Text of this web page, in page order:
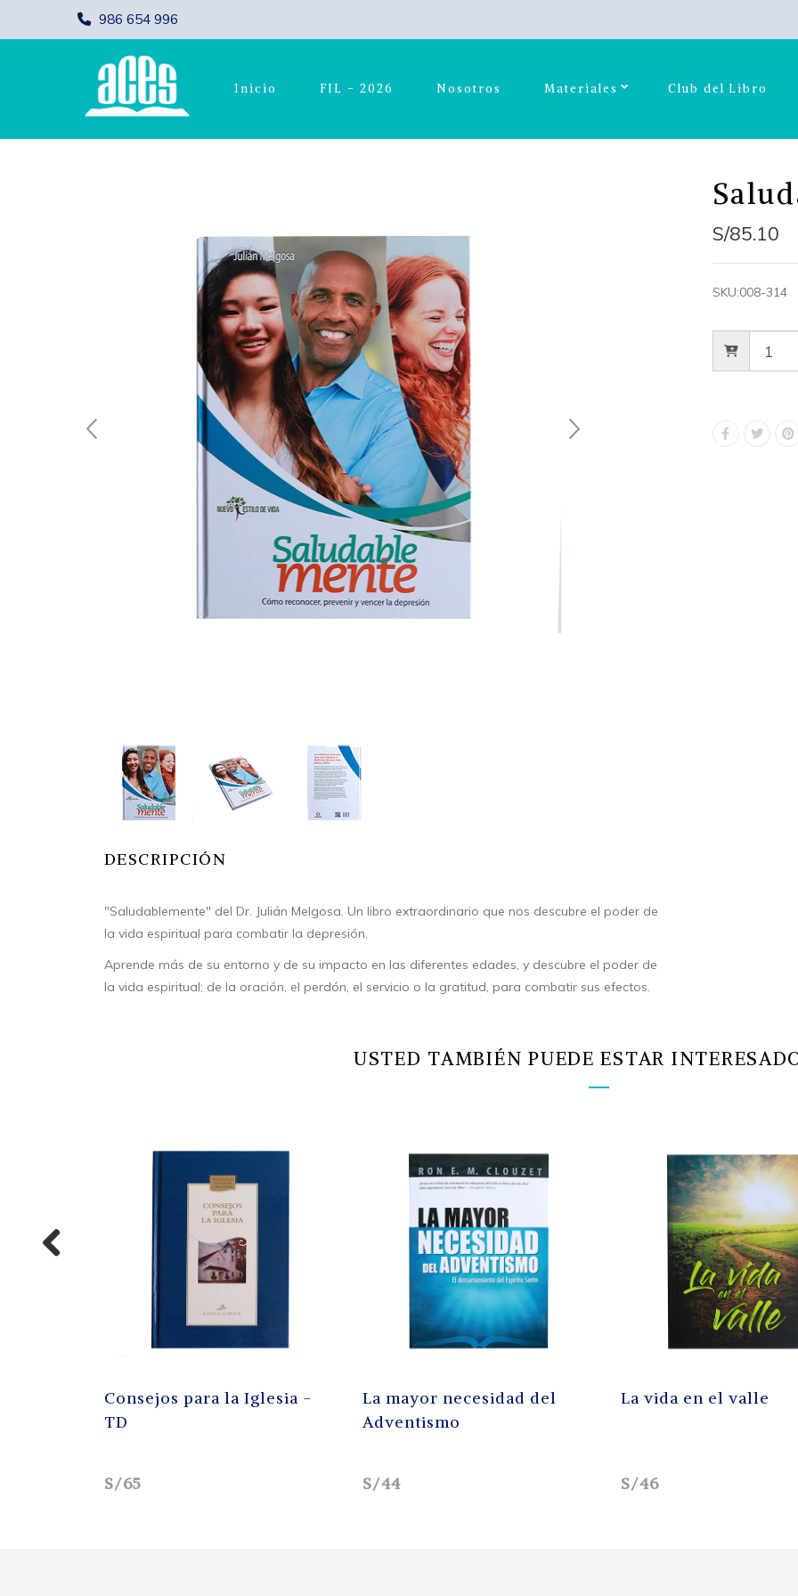
986 654 996
Inicio FIL - 2026 Nosotros Materiales Club del Libro
DESCRIPCIÓN
"Saludablemente" del Dr. Julián Melgosa. Un libro extraordinario que nos descubre el poder de
la vida espiritual para combatir la depresión.
Aprende más de su entorno y de su impacto en las diferentes edades, y descubre el poder de
la vida espiritual; de la oración, el perdón, el servicio o la gratitud, para combatir sus efectos.
S/85.10
SKU:008-314
USTED TAMBIÉN PUEDE ESTAR
Consejos para la Iglesia -
La mayor necesidad del
Adventismo
La vida en el valle